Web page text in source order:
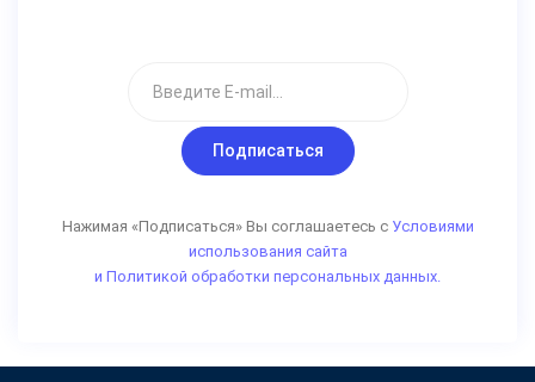
Подписаться
Нажимая «Подписаться» Вы соглашаетесь с Условиями
использования сайта
и Политикой обработки персональных данных.